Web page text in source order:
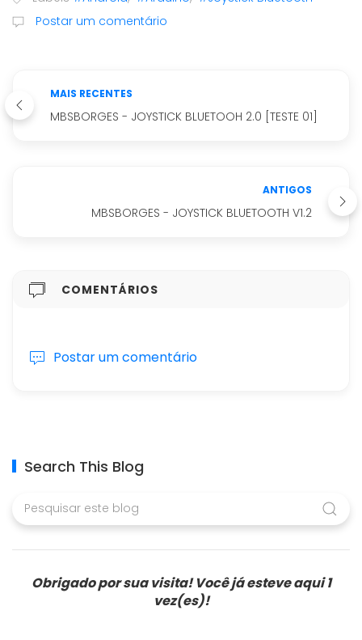
Postar um comentário
MAIS RECENTES
MBSBORGES - JOYSTICK BLUETOOH 2.0 [TESTE 01]
ANTIGOS
MBSBORGES - JOYSTICK BLUETOOTH V1.2
COMENTÁRIOS
Postar um comentário
Search This Blog
Obrigado por sua visita! Você já esteve aqui1
vez(es)!